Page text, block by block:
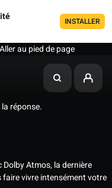
INSTALLER
Aller au pied de page
réponse.
Dolby Atmos, la dernière
vivre intensément votre